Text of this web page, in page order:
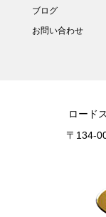
ブログ
お問い合わせ
ロード
〒134-